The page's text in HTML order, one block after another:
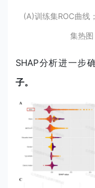
(A)训练集ROC曲线
集热
SHAP分析进一步
子。